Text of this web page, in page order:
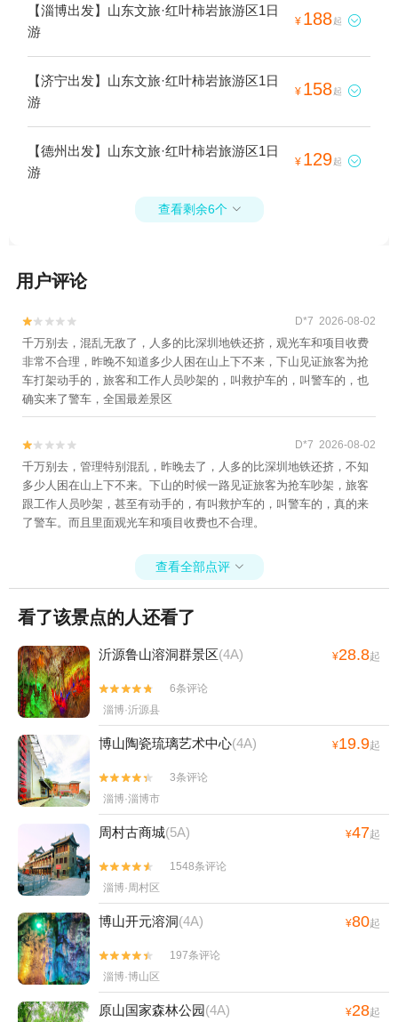
【淄博出发】山东文旅·红叶柿岩旅游区1日
游
¥ 188起 
【济宁出发】山东文旅·红叶柿岩旅游区1日
游
¥ 158起 
【德州出发】山东文旅·红叶柿岩旅游区1日
游
¥ 129起 
查看剩余6个 
用户评论

 D*7 2026-08-02
千万别去，混乱无敌了，人多的比深圳地铁还挤，观光车和项目收费
非常不合理，昨晚不知道多少人困在山上下不来，下山见证旅客为抢
车打架动手的，旅客和工作人员吵架的，叫救护车的，叫警车的，也
确实来了警车，全国最差景区

 D*7 2026-08-02
千万别去，管理特别混乱，昨晚去了，人多的比深圳地铁还挤，不知
多少人困在山上下不来。下山的时候一路见证旅客为抢车吵架，旅客
跟工作人员吵架，甚至有动手的，有叫救护车的，叫警车的，真的来
了警车。而且里面观光车和项目收费也不合理。
查看全部点评 
看了该景点的人还看了
沂源鲁山溶洞群景区(4A) ¥28.8起


6条评论
淄博·沂源县
博山陶瓷琉璃艺术中心(4A) ¥19.9起


3条评论
淄博·淄博市
周村古商城(5A) ¥47起


1548条评论
淄博·周村区
博山开元溶洞(4A) ¥80起


197条评论
淄博·博山区
原山国家森林公园(4A) ¥28起